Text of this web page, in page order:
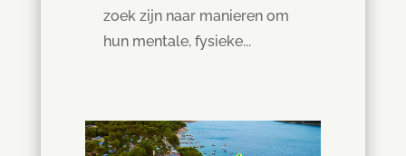
zoek zijn naar manieren om
hun mentale, fysieke...